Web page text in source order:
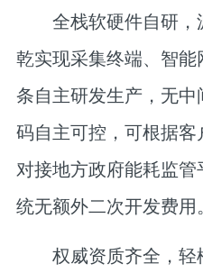
全栈软硬件自研，
乾实现采集终端、智
条自主研发生产，无
码自主可控，可根据客
对接地方政府能耗监
统无额外二次开发费用
权威资质齐全，轻